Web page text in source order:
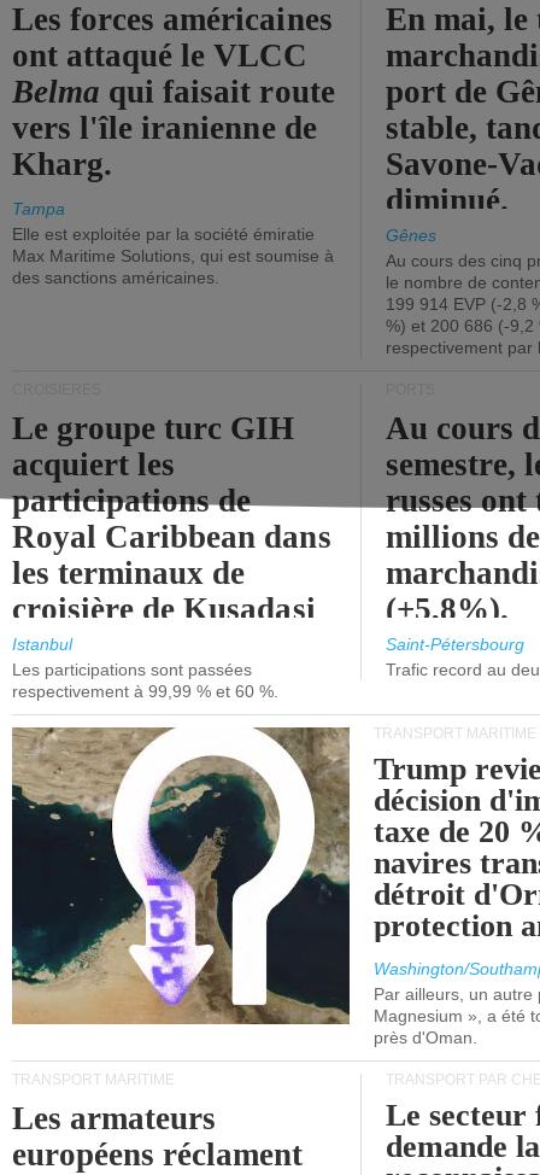
Les forces américaines
ont attaqué le VLCC
Belma qui faisait route
vers l'île iranienne de
Kharg.
Tampa
Elle est exploitée par la société émiratie
Max Maritime Solutions, qui est soumise à
des sanctions américaines.
En mai, le
port de
stable,
Savone-
diminué.
Gênes
Au cours des cinq
le nombre de
199 914 EVP (-2,8
%) et 200 686 (-9,2
respectivement par
Le groupe turc GIH
acquiert les
participations de
Royal Caribbean dans
les terminaux de
croisière de Kusadasi
et de Lisbonne.
Istanbul
Les participations sont passées
respectivement à 99,99 % et 60 %.
Au cours
semestre,
russes
millions
(+5,8%).
Saint-Pétersbourg
Trafic record au
TRANSPORT MARITIME
Trump
décision
taxe de 20
navires
détroit
protection
Washington/
Par ailleurs, un autre
Magnesium », a été
près d'Oman.
TRANSPORT MARITIME
Les armateurs
européens réclament
TRANSPORT PAR
Le
demande la